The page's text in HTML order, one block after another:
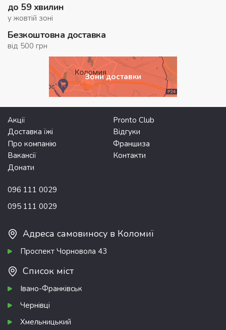
до 59 хвилин
у жовтій зоні
Безкоштовна доставка
від 500 грн
Зони доставки
Акції
Pronto Club
Доставка їжі
Відгуки
Про компанію
Франшиза
Вакансії
Контакти
Донати
096 111 0029
095 111 0029
Адреса самовиносу в Коломиї
Проспект Чорновола 43
Список міст
Івано-Франківськ
Чернівці
Хмельницький